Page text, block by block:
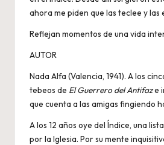
ahora me piden que las teclee y las
Reflejan momentos de una vida
AUTOR
Nada Alfa (Valencia, 1941). A los
tebeos de El Guerrero del Antifaze
que cuenta a las amigas fingiendo
A los 12 años oye del Índice, una
por la Iglesia. Por su mente